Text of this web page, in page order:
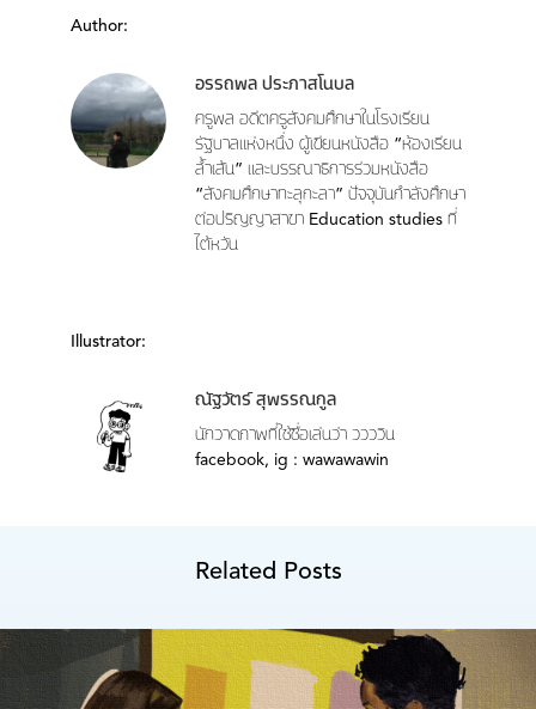
Author:
อรรถพล ประภาสโนบล
ครูพล อดีตครูสังคมศึกษาในโรงเรียน
รัฐบาลแห่งหนึ่ง ผู้เขียนหนังสือ “ห้องเรียน
ล้ำเส้น” และบรรณาธิการร่วมหนังสือ
“สังคมศึกษาทะลุกะลา” ปัจจุบันกำลังศึกษา
ต่อปริญญาสาขา Education studies ที่
ไต้หวัน
Illustrator:
ณัฐวัตร์ สุพรรณกูล
นักวาดภาพที่ใช้ชื่อเล่นว่า ววววิน
facebook, ig : wawawawin
Related Posts